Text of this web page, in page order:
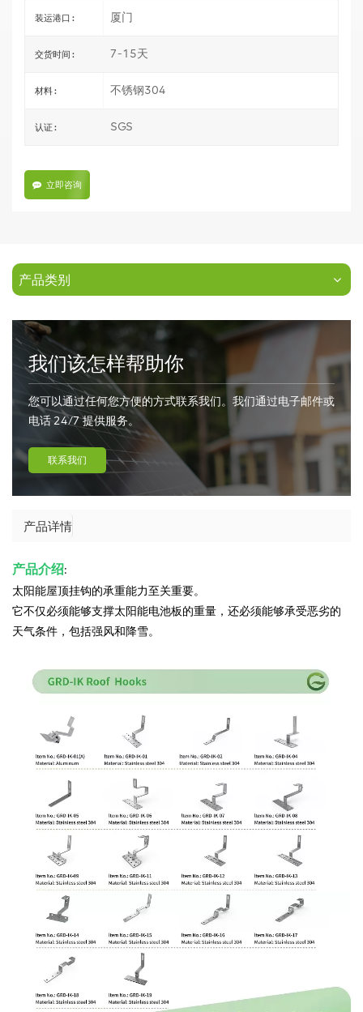
装运港口 : 厦门
交货时间 : 7-15天
材料 : 不锈钢304
认证 : SGS
立即咨询
产品类别
我们该怎样帮助你
您可以通过任何您方便的方式联系我们。我们通过电子邮件或
电话 24/7 提供服务。
联系我们
产品详情
产品介绍:
太阳能屋顶挂钩的承重能力至关重要。
它不仅必须能够支撑太阳能电池板的重量，还必须能够承受恶劣的
天气条件，包括强风和降雪。